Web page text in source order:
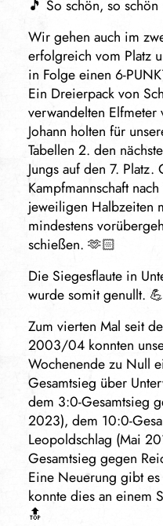
🎵 So schön, so schön
Wir gehen auch im
erfolgreich vom Platz
in Folge einen 6-
Ein Dreierpack von
verwandelten
Johann holten für
Tabellen 2. den
Jungs auf den 7.
Kampfmannschaft
jeweiligen Halbzeiten
mindestens
schießen. 🫶🏻
Die Siegesflaute in
wurde somit genullt. 💪
Zum vierten Mal seit
2003/04 konnten
Wochenende zu Null
Gesamtsieg über
dem 3:0-Gesamtsieg
2023), dem 10:0-
Leopoldschlag (Mai
Gesamtsieg gegen
Eine Neuerung gibt
konnte dies an einem
🔝